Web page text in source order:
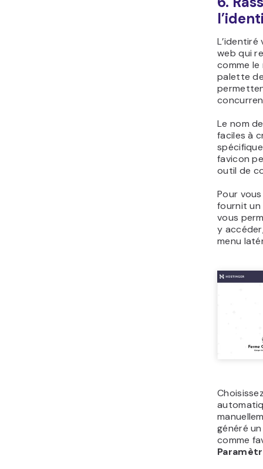
L’identiré
web qui
comme le
palette
Le nom
faciles à
favicon
outil de
Pour
fournit un
vous
y
menu
généré
comme